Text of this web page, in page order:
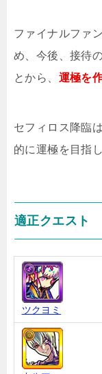
ファイナルファ
め、今後、接待
とから、 運極を
セフィロス降臨
的に運極を目指
適正クエスト
ツクヨミ